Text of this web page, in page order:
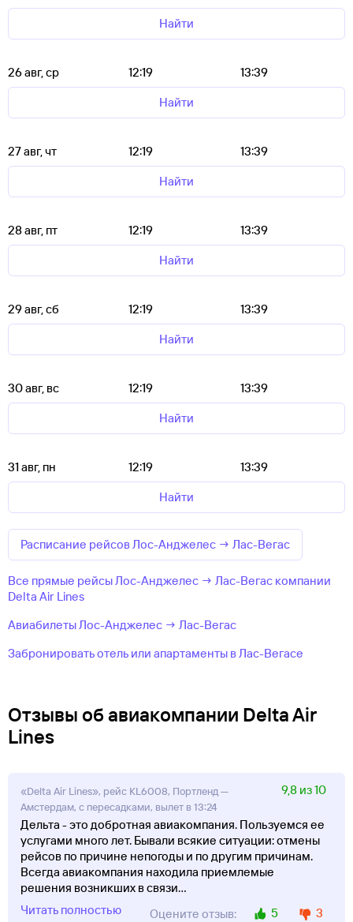
Найти
26 авг, ср 12:19
13:39
Найти
27 авг, чт 12:19
13:39
Найти
28 авг, пт 12:19
13:39
Найти
29 авг, сб 12:19
13:39
Найти
30 авг, вс 12:19
13:39
Найти
31 авг, пн 12:19
13:39
Найти
Расписание рейсов Лос-Анджелес → Лас-Вегас
Все прямые рейсы Лос-Анджелес → Лас-Вегас компании
Delta Air Lines
Авиабилеты Лос-Анджелес → Лас-Вегас
Забронировать отель или апартаменты в Лас-Вегасе
Отзывы об авиакомпании Delta Air
Lines
«Delta Air Lines», рейс KL6008, Портленд —
Амстердам, с пересадками, вылет в 13:24
9,8 из 10
Дельта - это добротная авиакомпания. Пользуемся ее
услугами много лет. Бывали всякие ситуации: отмены
рейсов по причине непогоды и по другим причинам.
Всегда авиакомпания находила приемлемые
решения возникших в связи...
Читать полностью
Оцените отзыв: 5 3